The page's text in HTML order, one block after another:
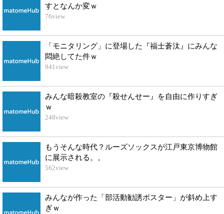
すとなんか変ｗ
76view
「モニタリング」に登場した『福士蒼汰』にみんな
悶絶してた件ｗ
941view
みんな暗殺教室の『殺せんせー』を自由に作りすぎ
ｗ
248view
もうそんな時代？ルーズソックスが江戸東京博物館
に展示される。。
562view
みんなが作った「部活動勧誘ポスター」が斜め上す
ぎｗ